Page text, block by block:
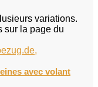
variations.
sur la page du
avec volant